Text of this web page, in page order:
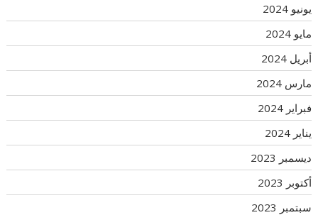
يونيو 2024
مايو 2024
أبريل 2024
مارس 2024
فبراير 2024
يناير 2024
ديسمبر 2023
أكتوبر 2023
سبتمبر 2023